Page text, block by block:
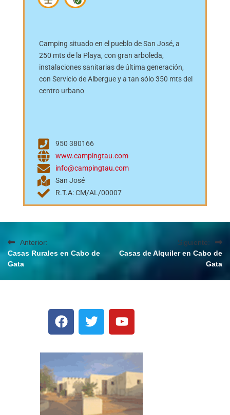
Camping situado en el pueblo de San José, a
250 mts de la Playa, con gran arboleda,
instalaciones sanitarias de última generación,
con Servicio de Albergue y a tan sólo 350 mts del
centro urbano
950 380166
www.campingtau.com
info@campingtau.com
San José
R.T.A: CM/AL/00007
Anterior:
Casas Rurales en Cabo de
Gata
Siguiente:
Casas de Alquiler en Cabo de
Gata